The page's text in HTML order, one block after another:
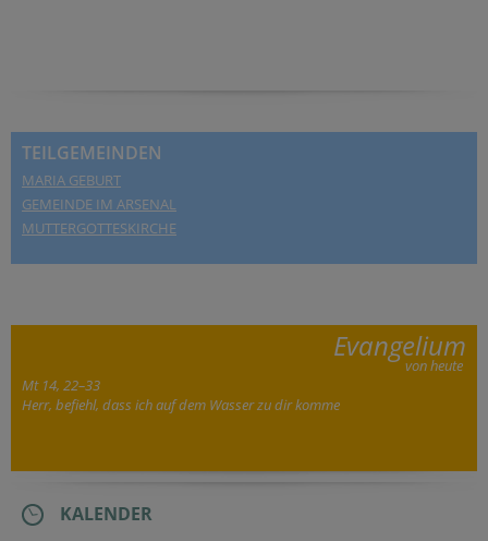
TEILGEMEINDEN
MARIA GEBURT
GEMEINDE IM ARSENAL
MUTTERGOTTESKIRCHE
Evangelium
von heute
Mt 14, 22–33
Herr, befiehl, dass ich auf dem Wasser zu dir komme
KALENDER